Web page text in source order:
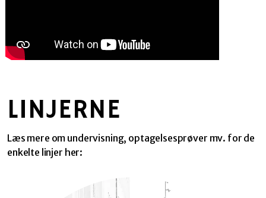
LINJERNE
Læs mere om undervisning, optagelsesprøver mv. for de
enkelte linjer her: